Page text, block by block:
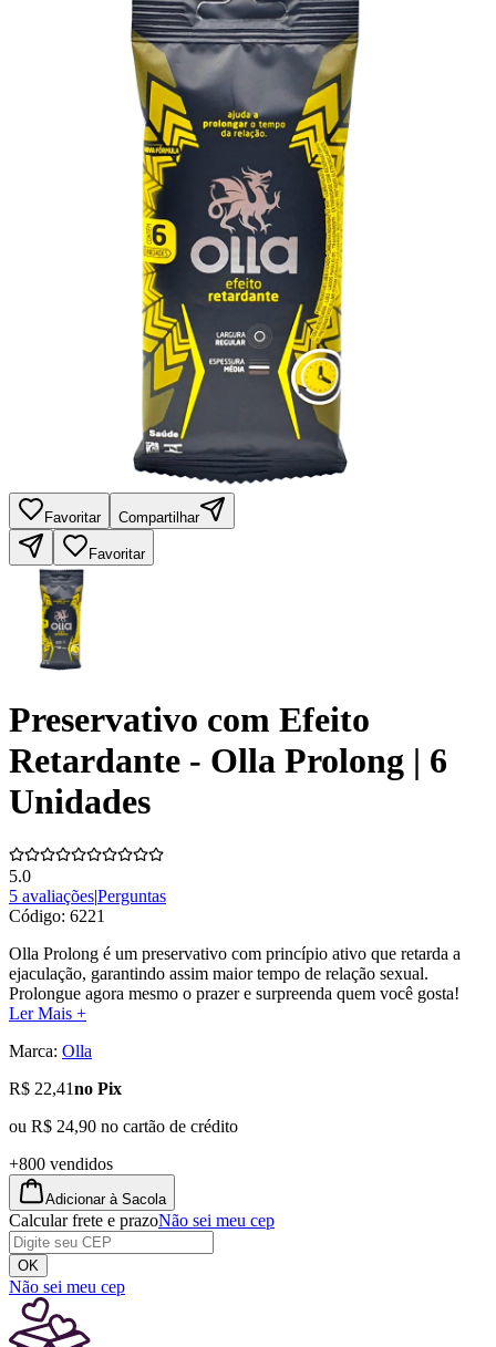
Favoritar Compartilhar
Favoritar
Preservativo com Efeito
Retardante - Olla Prolong | 6
Unidades
5.0
5 avaliações|Perguntas
Código: 6221
Olla Prolong é um preservativo com princípio ativo que retarda a
ejaculação, garantindo assim maior tempo de relação sexual.
Prolongue agora mesmo o prazer e surpreenda quem você gosta!
Ler Mais +
Marca: Olla
R$ 22,41no Pix
ou R$ 24,90 no cartão de crédito
+800 vendidos
Adicionar à Sacola
Calcular frete e prazoNão sei meu cep
OK
Não sei meu cep